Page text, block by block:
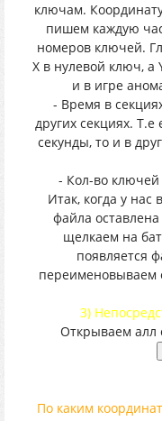
ключам.
пишем каждую
номеров ключей.
X в нулевой ключ, а
и в игре
- Время в
других секциях.
секунды, то и в
- Кол-во
Итак, когда у нас
файла
щелкаем на
появляется
переименовываем
3)
Открываем алл
По каким